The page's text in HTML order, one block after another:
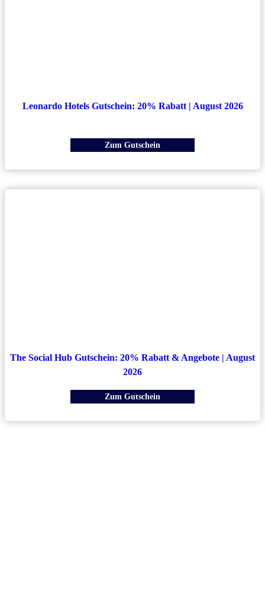
Leonardo Hotels Gutschein: 20% Rabatt | August 2026
Zum Gutschein
The Social Hub Gutschein: 20% Rabatt & Angebote | August
2026
Zum Gutschein